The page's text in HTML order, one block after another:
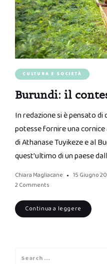
CULTURA E SOCIETÀ
Burundi: il
In redazione si è pensato
potesse fornire una
di Athanase Tuyikeze e al
quest’ultimo di un paese
Chiara Magliacane 15 Giugno
2 Comments
Continua a leggere